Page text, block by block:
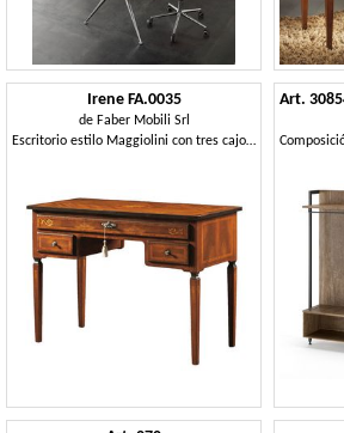
Irene FA.0035
de Faber Mobili Srl
Escritorio estilo Maggiolini con tres cajones